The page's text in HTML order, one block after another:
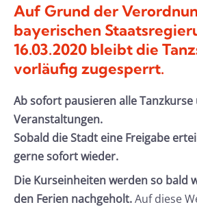
Auf Grund der
bayerischen
16.03.2020 bleibt die
vorläufig zugesperrt.
Ab sofort pausieren alle Tanzkurse
Veranstaltungen.
Sobald die Stadt eine Freigabe
gerne sofort wieder.
Die Kurseinheiten werden so bald
den Ferien nachgeholt.Auf diese